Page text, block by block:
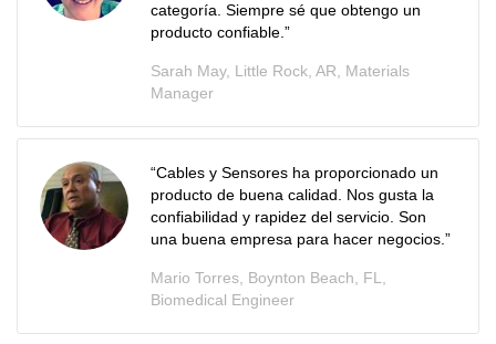
categoría. Siempre sé que obtengo un
producto confiable.”
Sarah May, Little Rock, AR, Materials
Manager
“Cables y Sensores ha proporcionado un
producto de buena calidad. Nos gusta la
confiabilidad y rapidez del servicio. Son
una buena empresa para hacer negocios.”
Mario Torres, Boynton Beach, FL,
Biomedical Engineer